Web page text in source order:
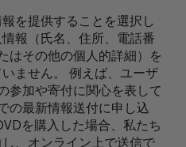
を提供することを選択し
報（氏名、住所、電話番
はその他の個人的詳細）を
ません。 例えば、ユーザ
参加や寄付に関心を表して
の最新情報送付に申し込
を購入した場合、私たち
、オンライン上で送信で